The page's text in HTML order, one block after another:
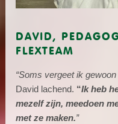
DAVID,
FLEXTEAM
“Soms vergeet ik
David lachend. “Ik heb
mezelf zijn, meedoen
met ze maken.”